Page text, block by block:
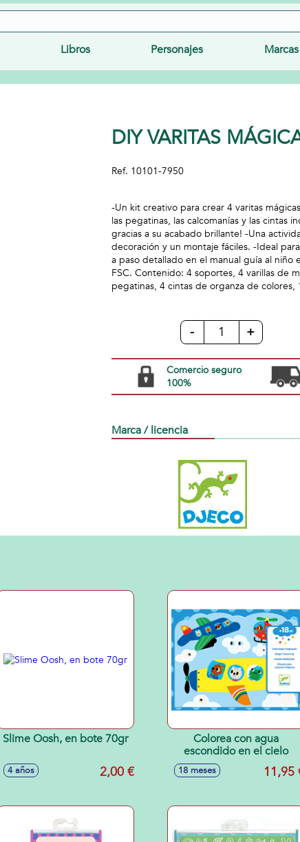
Libros Personajes Marcas
DIY VARITAS
Ref. 10101-7950
-Un kit creativo para crear 4 varitas
las pegatinas, las calcomanías y las cintas
gracias a su acabado brillante! -Una
decoración y un montaje fáciles. -Ideal
a paso detallado en el manual guía al
FSC. Contenido: 4 soportes, 4 varillas de
pegatinas, 4 cintas de organza de
- +
Comercio seguro
100%
Marca / licencia
Slime Oosh, en bote 70gr
4 años 2,00 €
Colorea con agua
escondido en el cielo
18 meses 11,95